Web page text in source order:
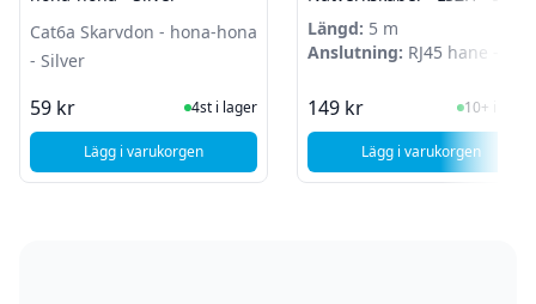
Cat6a Skarvdon - hona-hona
- Silver
59 kr I Lager
4st i lager
Lägg i varukorgen, Deltaco Cat6a Skarvdon - hona-hona - Silver
Vit
Längd: 5 m
Anslutning: RJ45 hane -
149 kr I Lager
10+ i lager
Lägg i varukorgen
, Deltaco U/FTP